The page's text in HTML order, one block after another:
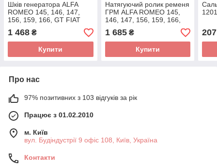
Шків генератора ALFA
ROMEO 145, 146, 147,
156, 159, 166, GT FIAT
BRAVA, BRAVO I, BRAVO
II, CROMA, DOBLO,
1 468 ₴
Купити
Натягуючий ролик ременя
ГРМ ALFA ROMEO 145,
146, 147, 156, 159, 166,
BRERA, GIULIETTA, GT,
MITO, SPIDER
1 685₴
Купити
207
Про нас
97% позитивних з 103 відгуків за рік
Працює з 01.02.2010
м. Київ
вул. Будіндустрії 9 офіс 108, Київ, Україна
Контакти